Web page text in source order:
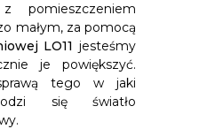
pomieszczeniem
małym, za pomocą
LO11 jesteśmy
je powiększyć.
tego w jaki
się światło